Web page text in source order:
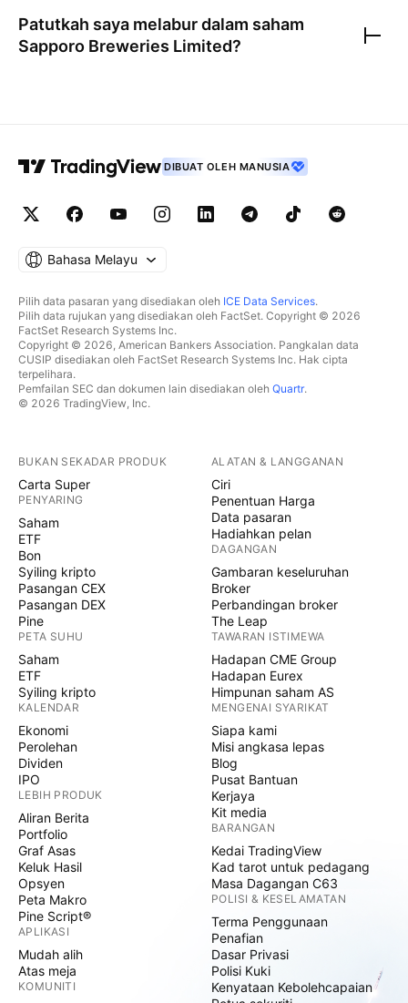
Patutkah saya melabur dalam saham
Sapporo Breweries Limited?
DIBUAT OLEH MANUSIA
Bahasa Melayu
Pilih data pasaran yang disediakan oleh ICE Data Services.
Pilih data rujukan yang disediakan oleh FactSet. Copyright © 2026
FactSet Research Systems Inc.
Copyright © 2026, American Bankers Association. Pangkalan data
CUSIP disediakan oleh FactSet Research Systems Inc. Hak cipta
terpelihara.
Pemfailan SEC dan dokumen lain disediakan oleh Quartr.
© 2026 TradingView, Inc.
BUKAN SEKADAR PRODUK
Carta Super
PENYARING
Saham
ETF
Bon
Syiling kripto
Pasangan CEX
Pasangan DEX
Pine
PETA SUHU
Saham
ETF
Syiling kripto
KALENDAR
Ekonomi
Perolehan
Dividen
IPO
LEBIH PRODUK
Aliran Berita
Portfolio
Graf Asas
Keluk Hasil
Opsyen
Peta Makro
Pine Script®
APLIKASI
Mudah alih
Atas meja
KOMUNITI
ALATAN & LANGGANAN
Ciri
Penentuan Harga
Data pasaran
Hadiahkan pelan
DAGANGAN
Gambaran keseluruhan
Broker
Perbandingan broker
The Leap
TAWARAN ISTIMEWA
Hadapan CME Group
Hadapan Eurex
Himpunan saham AS
MENGENAI SYARIKAT
Siapa kami
Misi angkasa lepas
Blog
Pusat Bantuan
Kerjaya
Kit media
BARANGAN
Kedai TradingView
Kad tarot untuk pedagang
Masa Dagangan C63
POLISI & KESELAMATAN
Terma Penggunaan
Penafian
Dasar Privasi
Polisi Kuki
Kenyataan Kebolehcapaian